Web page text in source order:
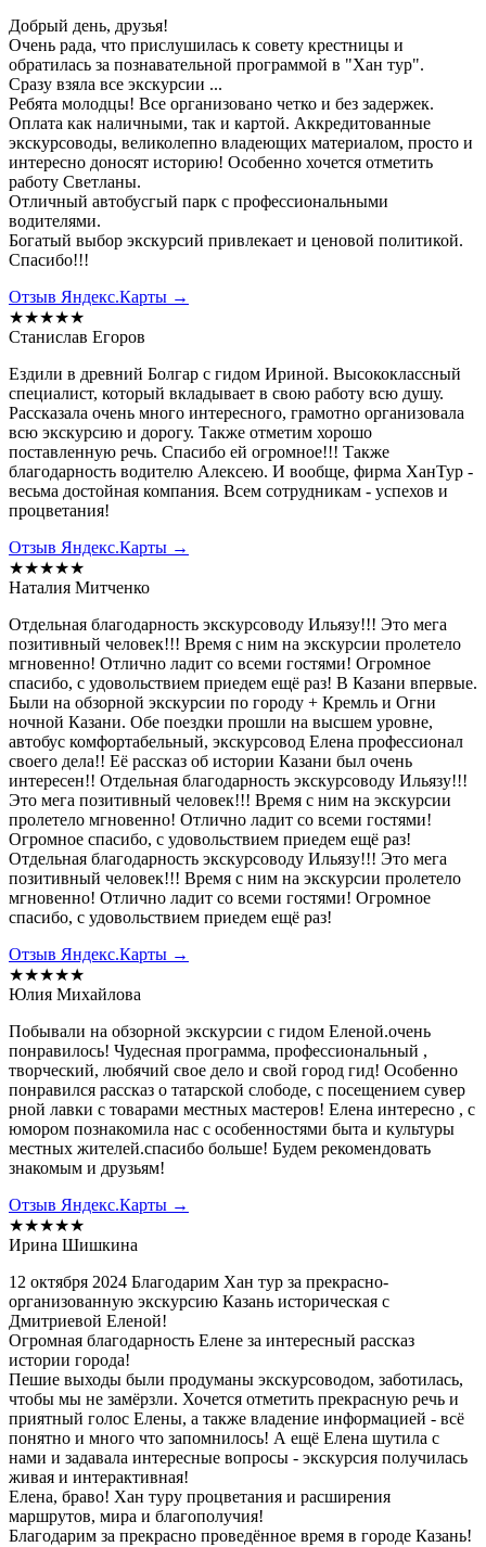
Добрый день, друзья!
Очень рада, что прислушилась к совету крестницы и
обратилась за познавательной программой в "Хан тур".
Сразу взяла все экскурсии ...
Ребята молодцы! Все организовано четко и без задержек.
Оплата как наличными, так и картой. Аккредитованные
экскурсоводы, великолепно владеющих материалом, просто и
интересно доносят историю! Особенно хочется отметить
работу Светланы.
Отличный автобусгый парк с профессиональными
водителями.
Богатый выбор экскурсий привлекает и ценовой политикой.
Спасибо!!!
Отзыв Яндекс.Карты →
★★★★★
Станислав Егоров
Ездили в древний Болгар с гидом Ириной. Высококлассный
специалист, который вкладывает в свою работу всю душу.
Рассказала очень много интересного, грамотно организовала
всю экскурсию и дорогу. Также отметим хорошо
поставленную речь. Спасибо ей огромное!!! Также
благодарность водителю Алексею. И вообще, фирма ХанТур -
весьма достойная компания. Всем сотрудникам - успехов и
процветания!
Отзыв Яндекс.Карты →
★★★★★
Наталия Митченко
Отдельная благодарность экскурсоводу Ильязу!!! Это мега
позитивный человек!!! Время с ним на экскурсии пролетело
мгновенно! Отлично ладит со всеми гостями! Огромное
спасибо, с удовольствием приедем ещё раз! В Казани впервые.
Были на обзорной экскурсии по городу + Кремль и Огни
ночной Казани. Обе поездки прошли на высшем уровне,
автобус комфортабельный, экскурсовод Елена профессионал
своего дела!! Её рассказ об истории Казани был очень
интересен!! Отдельная благодарность экскурсоводу Ильязу!!!
Это мега позитивный человек!!! Время с ним на экскурсии
пролетело мгновенно! Отлично ладит со всеми гостями!
Огромное спасибо, с удовольствием приедем ещё раз!
Отдельная благодарность экскурсоводу Ильязу!!! Это мега
позитивный человек!!! Время с ним на экскурсии пролетело
мгновенно! Отлично ладит со всеми гостями! Огромное
спасибо, с удовольствием приедем ещё раз!
Отзыв Яндекс.Карты →
★★★★★
Юлия Михайлова
Побывали на обзорной экскурсии с гидом Еленой.очень
понравилось! Чудесная программа, профессиональный ,
творческий, любячий свое дело и свой город гид! Особенно
понравился рассказ о татарской слободе, с посещением сувер
рной лавки с товарами местных мастеров! Елена интересно , с
юмором познакомила нас с особенностями быта и культуры
местных жителей.спасибо больше! Будем рекомендовать
знакомым и друзьям!
Отзыв Яндекс.Карты →
★★★★★
Ирина Шишкина
12 октября 2024 Благодарим Хан тур за прекрасно-
организованную экскурсию Казань историческая с
Дмитриевой Еленой!
Огромная благодарность Елене за интересный рассказ
истории города!
Пешие выходы были продуманы экскурсоводом, заботилась,
чтобы мы не замёрзли. Хочется отметить прекрасную речь и
приятный голос Елены, а также владение информацией - всё
понятно и много что запомнилось! А ещё Елена шутила с
нами и задавала интересные вопросы - экскурсия получилась
живая и интерактивная!
Елена, браво! Хан туру процветания и расширения
маршрутов, мира и благополучия!
Благодарим за прекрасно проведённое время в городе Казань!